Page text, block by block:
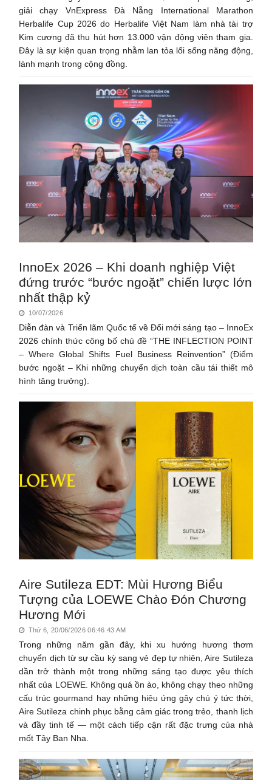
giải chạy VnExpress Đà Nẵng International Marathon
Herbalife Cup 2026 do Herbalife Việt Nam làm nhà tài trợ
Kim cương đã thu hút hơn 13.000 vận động viên tham gia.
Đây là sự kiện quan trọng nhằm lan tỏa lối sống năng động,
lành mạnh trong cộng đồng.
InnoEx 2026 – Khi doanh nghiệp Việt
đứng trước “bước ngoặt” chiến lược lớn
nhất thập kỷ
10/07/2026
Diễn đàn và Triển lãm Quốc tế về Đổi mới sáng tạo – InnoEx
2026 chính thức công bố chủ đề “THE INFLECTION POINT
– Where Global Shifts Fuel Business Reinvention” (Điểm
bước ngoặt – Khi những chuyển dịch toàn cầu tái thiết mô
hình tăng trưởng).
Aire Sutileza EDT: Mùi Hương Biểu
Tượng của LOEWE Chào Đón Chương
Hương Mới
Thứ 6, 20/06/2026 06:46:43 AM
Trong những năm gần đây, khi xu hướng hương thơm
chuyển dịch từ sự cầu kỳ sang vẻ đẹp tự nhiên, Aire Sutileza
dần trở thành một trong những sáng tạo được yêu thích
nhất của LOEWE. Không quá ồn ào, không chạy theo những
cấu trúc gourmand hay những hiệu ứng gây chú ý tức thời,
Aire Sutileza chinh phục bằng cảm giác trong trẻo, thanh lịch
và đầy tinh tế — một cách tiếp cận rất đặc trưng của nhà
mốt Tây Ban Nha.